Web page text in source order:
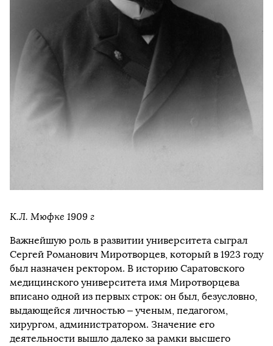
К.Л. Мюфке 1909 г
Важнейшую роль в развитии университета сыграл
Сергей Романович Миротворцев, который в 1923 году
был назначен ректором. В историю Саратовского
медицинского университета имя Миротворцева
вписано одной из первых строк: он был, безусловно,
выдающейся личностью – ученым, педагогом,
хирургом, администратором. Значение его
деятельности вышло далеко за рамки высшего